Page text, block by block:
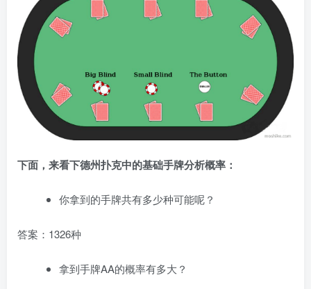
下面，来看下德州扑克中的基础手牌分析概率：
你拿到的手牌共有多少种可能呢？
答案：1326种
拿到手牌AA的概率有多大？